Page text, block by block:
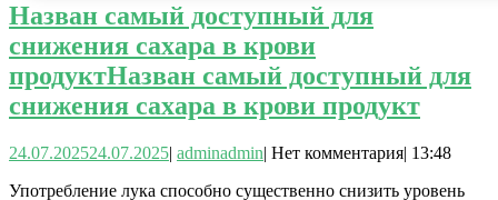
Назван самый доступный для
снижения сахара в крови
продуктНазван самый доступный для
снижения сахара в крови продукт
24.07.202524.07.2025| adminadmin| Нет комментария| 13:48
Употребление лука способно существенно снизить уровень